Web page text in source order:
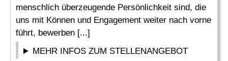
menschlich überzeugende Persönlichkeit sind, die
uns mit Können und Engagement weiter nach vorne
führt, bewerben [...]
MEHR INFOS ZUM STELLENANGEBOT